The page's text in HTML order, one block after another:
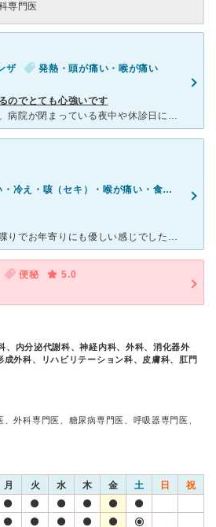
専門医
ザ
発熱・頭が痛い・喉が痛い
のでとても心強いです
子供は、どういう訳か、病院が閉まっている夜中や休診日に限って高熱を出すことが多いように思います。うちの子もそういう時にインフルエンザで高熱を出しました。親としては大変心配で不安だったのですが、こちら
発熱・ほてり・だるい・冷え・咳（セキ）・喉が痛い・食欲不振・体調不良
受付の方はおっとりした喋りでお年寄りにも優しい感じでした。 説明も毎回わかりやすく素晴らしいです。 その後、内科の診察に入りました。 お医者さんは... 女医さんだったんですが、上から目線。
便秘
5.0
、内分泌代謝科、神経内科、外科、消化器外
外科、リハビリテーション科、皮膚科、肛門
外科専門医、糖尿病専門医、呼吸器専門医、
月 火 水 木 金 土 日 祝